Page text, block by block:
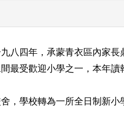
八四年，承蒙青衣區內家
最受歡迎小學之一，本年
，學校轉為一所全日制新